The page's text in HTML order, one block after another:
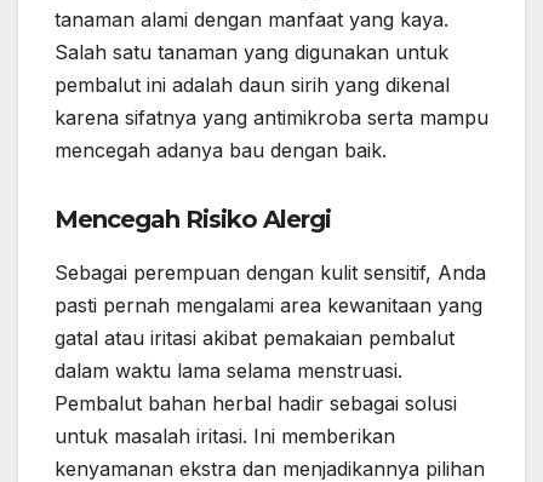
tanaman alami dengan manfaat yang kaya.
Salah satu tanaman yang digunakan untuk
pembalut ini adalah daun sirih yang dikenal
karena sifatnya yang antimikroba serta mampu
mencegah adanya bau dengan baik.
Mencegah Risiko Alergi
Sebagai perempuan dengan kulit sensitif, Anda
pasti pernah mengalami area kewanitaan yang
gatal atau iritasi akibat pemakaian pembalut
dalam waktu lama selama menstruasi.
Pembalut bahan herbal hadir sebagai solusi
untuk masalah iritasi. Ini memberikan
kenyamanan ekstra dan menjadikannya pilihan